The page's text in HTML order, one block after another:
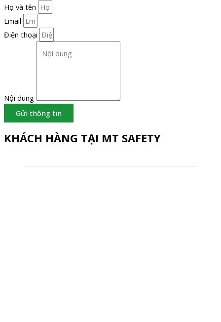
Họ và tên
Email
Điện thoại
Nội dung
Gửi thông tin
KHÁCH HÀNG TẠI MT SAFETY